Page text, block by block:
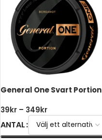
General One Svart Portion
39kr – 349kr
ANTAL